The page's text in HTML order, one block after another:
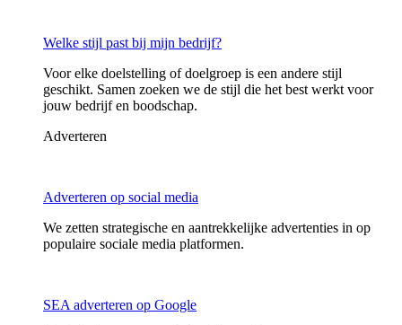
Welke stijl past bij mijn bedrijf?
Voor elke doelstelling of doelgroep is een andere stijl
geschikt. Samen zoeken we de stijl die het best werkt voor
jouw bedrijf en boodschap.
Adverteren
Adverteren op social media
We zetten strategische en aantrekkelijke advertenties in op
populaire sociale media platformen.
SEA adverteren op Google